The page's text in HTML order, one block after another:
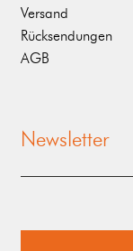
Versand
Rücksendungen
AGB
Newsletter